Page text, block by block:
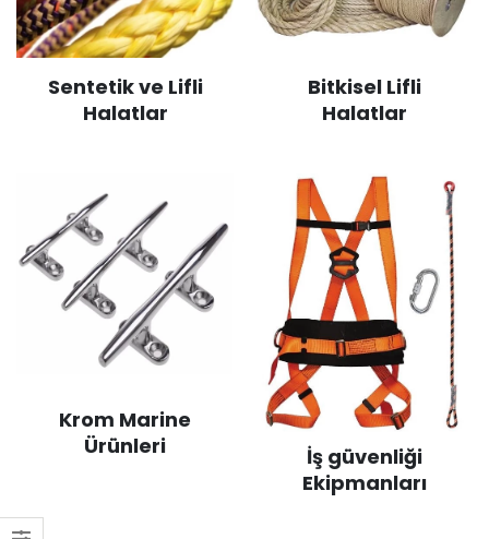
Sentetik ve Lifli
Halatlar
Bitkisel Lifli
Halatlar
Krom Marine
Ürünleri
İş güvenliği
Ekipmanları